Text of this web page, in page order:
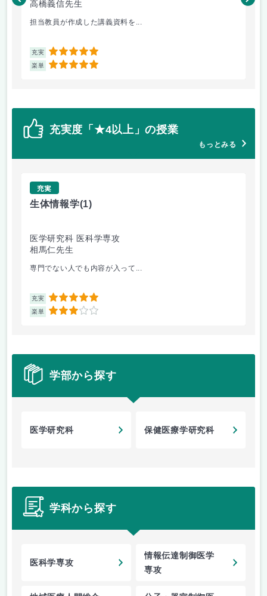
高橋義信先生
担当教員が作成した講義資料を...
充実 5
楽単 5
松
充実度「★4以上」の授業
もっとみる
充実
生体情報学(1)
医学研究科 医科学専攻
相馬仁先生
専門でない人でも内容が入って...
充実 5
楽単 3
学部から探す
医学研究科 保健医療学研究科
学科から探す
医科学専攻
情報伝達制御医学
専攻